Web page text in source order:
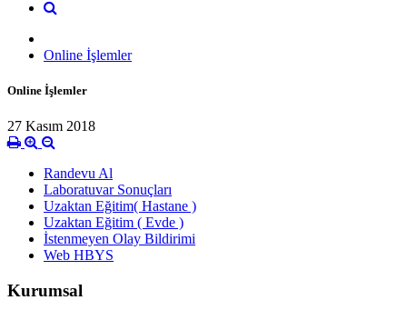
Online İşlemler
Online İşlemler
27 Kasım 2018
Randevu Al
Laboratuvar Sonuçları
Uzaktan Eğitim( Hastane )
Uzaktan Eğitim ( Evde )
İstenmeyen Olay Bildirimi
Web HBYS
Kurumsal